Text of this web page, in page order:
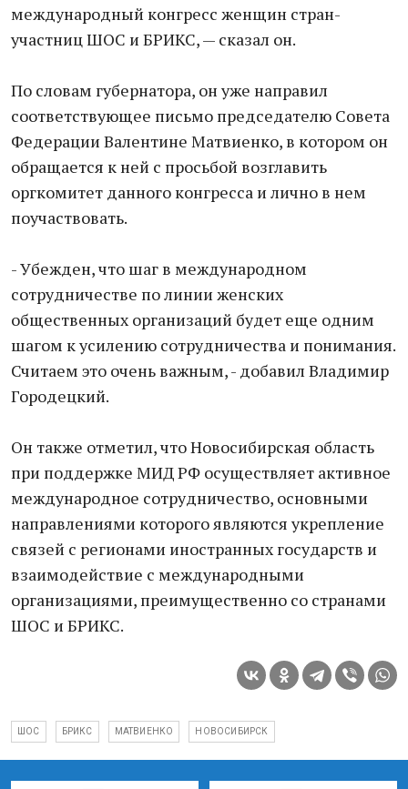
международный конгресс женщин стран-
участниц ШОС и БРИКС, — сказал он.
По словам губернатора, он уже направил
соответствующее письмо председателю Совета
Федерации Валентине Матвиенко, в котором он
обращается к ней с просьбой возглавить
оргкомитет данного конгресса и лично в нем
поучаствовать.
- Убежден, что шаг в международном
сотрудничестве по линии женских
общественных организаций будет еще одним
шагом к усилению сотрудничества и понимания.
Считаем это очень важным, - добавил Владимир
Городецкий.
Он также отметил, что Новосибирская область
при поддержке МИД РФ осуществляет активное
международное сотрудничество, основными
направлениями которого являются укрепление
связей с регионами иностранных государств и
взаимодействие с международными
организациями, преимущественно со странами
ШОС и БРИКС.
ШОС БРИКС МАТВИЕНКО НОВОСИБИРСК